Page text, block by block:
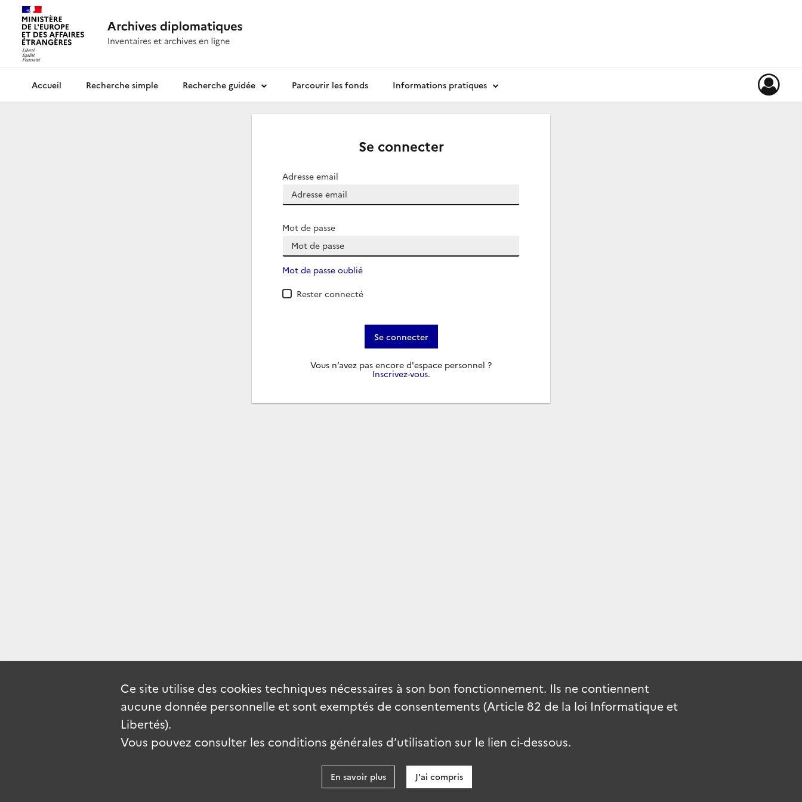
Archives diplomatiquesRecherche simple Recherche guidée Parcourir les fonds Informations pratiques
Se connecter
Adresse email
Mot de passe
Mot de passe oublié
Rester connecté
Se connecter
Vous n’avez pas encore d'espace personnel ?
Inscrivez-vous.
Ce site utilise des cookies techniques nécessaires à son bon fonctionnement. Ils ne contiennent
aucune donnée personnelle et sont exemptés de consentements (Article 82 de la loi Informatique et
Libertés).
Vous pouvez consulter les conditions générales d’utilisation sur le lien ci-dessous.
En savoir plus J'ai compris